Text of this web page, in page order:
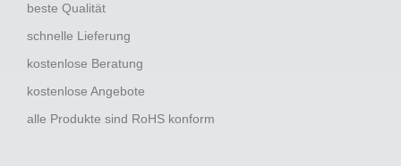
beste Qualität
schnelle Lieferung
kostenlose Beratung
kostenlose Angebote
alle Produkte sind RoHS konform